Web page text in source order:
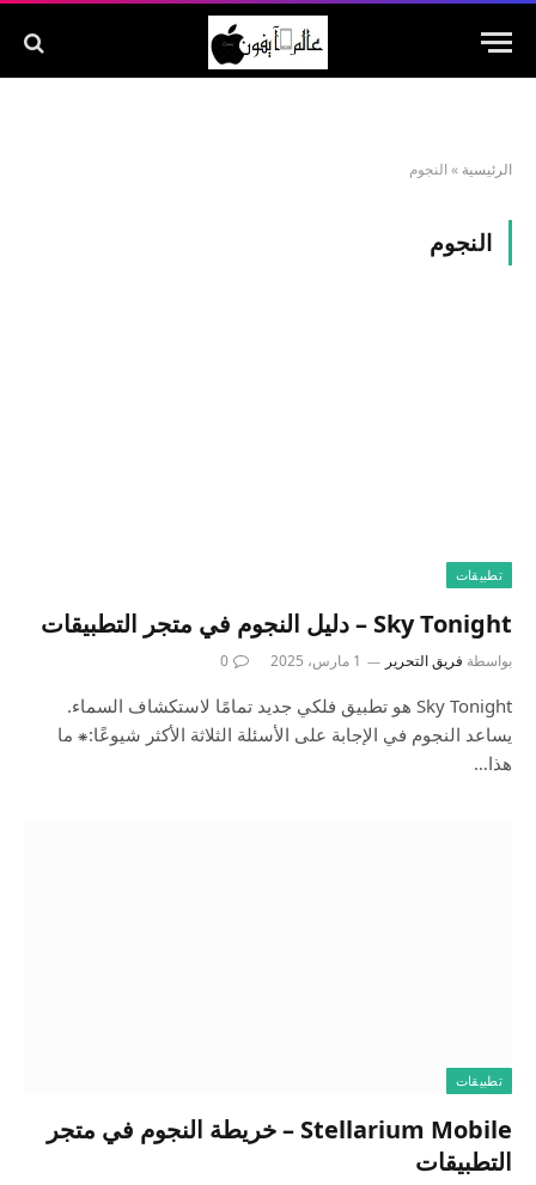
الرئيسية » النجوم
النجوم
تطبيقات
Sky Tonight – دليل النجوم في متجر التطبيقات
بواسطة فريق التحرير 1 مارس، 2025 0
Sky Tonight هو تطبيق فلكي جديد تمامًا لاستكشاف السماء.
يساعد النجوم في الإجابة على الأسئلة الثلاثة الأكثر شيوعًا:⁕ ما
هذا…
تطبيقات
Stellarium Mobile – خريطة النجوم في متجر
التطبيقات